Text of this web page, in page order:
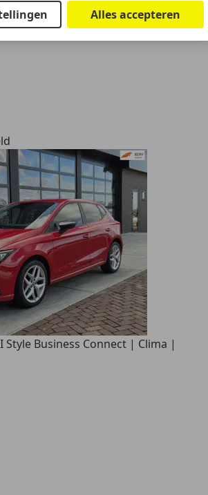
Style Business Connect | Clima |
Alles accepteren